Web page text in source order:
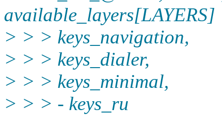
> > > keys_navigation,
> > > keys_dialer,
> > > keys_minimal,
> > > - keys_ru